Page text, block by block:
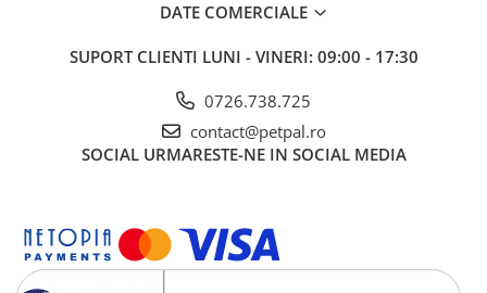
DATE COMERCIALE
SUPORT CLIENTI LUNI - VINERI: 09:00 - 17:30
0726.738.725
contact@petpal.ro
SOCIAL URMARESTE-NE IN SOCIAL MEDIA